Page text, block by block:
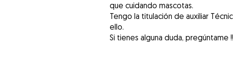
que cuidando mascotas.
Tengo la titulación de auxiliar
ello.
Si tienes alguna duda, pregúntame !!